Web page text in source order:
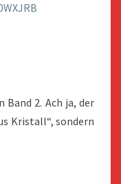
2. Ach ja, der
Kristall“, sondern